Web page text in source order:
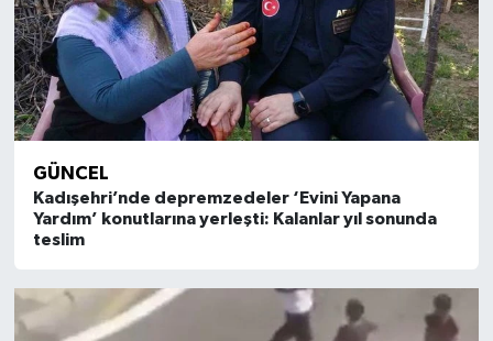
GÜNCEL
Kadışehri’nde depremzedeler ‘Evini Yapana
Yardım’ konutlarına yerleşti: Kalanlar yıl sonunda
teslim